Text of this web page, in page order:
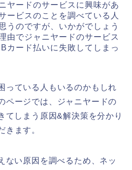
ヤードのサービスに興味があ
ービスのことを調べている人
うのですが、いかがでしょう
由でジャニヤードのサービス
カード払いに失敗してしまっ
っている人もいるのかもしれ
ページでは、ジャニヤードの
てしまう原因&解決策を分かり
きます。
ない原因を調べるため、ネッ